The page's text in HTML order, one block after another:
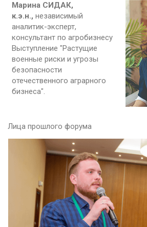
Марина СИДАК,
к.э.н., независимый
аналитик-эксперт,
консультант по агробизнесу
Выступление "Растущие
военные риски и угрозы
безопасности
отечественного аграрного
бизнеса".
Лица прошлого форума